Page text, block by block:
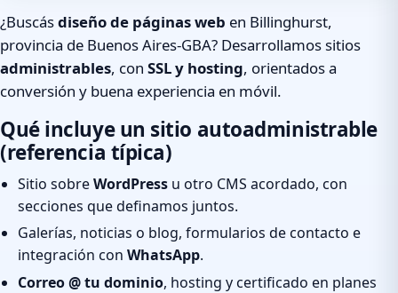
¿Buscásdiseño de páginas web en Billinghurst,
provincia de Buenos Aires-GBA? Desarrollamos sitios
administrables, con SSL y hosting, orientados a
conversión y buena experiencia en móvil.
Qué incluye un sitio autoadministrable
(referencia típica)
Sitio sobreWordPress u otro CMS acordado, con
secciones que definamos juntos.
Galerías, noticias o blog, formularios de contacto e
integración con WhatsApp.
Correo @ tu dominio, hosting y certificado en planes